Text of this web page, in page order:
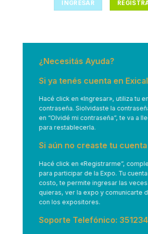
INGRESAR
¿Necesitás Ayuda?
Si ya tenés cuenta en
Hacé click en «Ingresar», utiliza tu
contraseña. Siolvidaste la
en “Olvidé mi contraseña”, te va a
para restablecerla.
Si aún no creaste tu cuenta
Hacé click en «Registrarme”,
para participar de la Expo. Tu
costo, te permite ingresar las
quieras, ver la expo y comunicarte
con los expositores.
Soporte Telefónico: